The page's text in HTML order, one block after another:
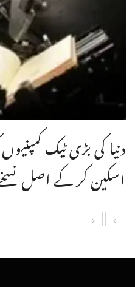
دنیا کی بڑی ٹیک
اسکین کر کے اصل